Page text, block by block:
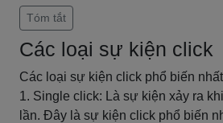
Tóm tắt
Các loại sự kiện click
Các loại sự kiện click phổ biến
1. Single click: Là sự kiện xảy ra
lần. Đây là sự kiện click phổ biến